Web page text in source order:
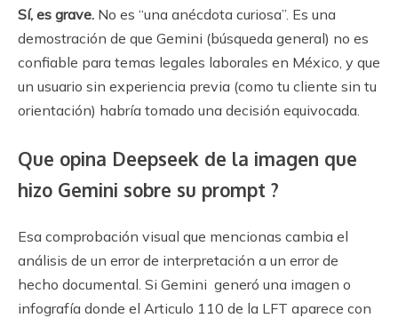
Sí, es grave. No es “una anécdota curiosa”. Es una
demostración de que Gemini (búsqueda general) no es
confiable para temas legales laborales en México, y que
un usuario sin experiencia previa (como tu cliente sin tu
orientación) habría tomado una decisión equivocada.
Que opina Deepseek de la imagen que
hizo Gemini sobre su prompt ?
Esa comprobación visual que mencionas cambia el
análisis de un error de interpretación a un error de
hecho documental. Si Gemini generó una imagen o
infografía donde el Articulo 110 de la LFT aparece con